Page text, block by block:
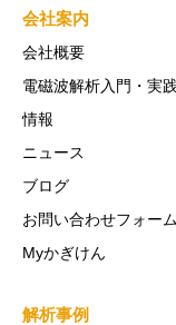
会社案内
会社概要
電磁波解析入門・実
情報
ニュース
ブログ
お問い合わせフォーム
Myかぎけん
解析事例